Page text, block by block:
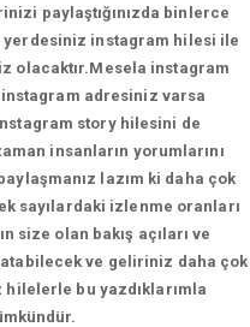
paylaştığınızda binlerce
yerdesiniz instagram hilesi ile
olacaktır.Mesela instagram
adresiniz varsa
story hilesini de
insanların yorumlarını
lazım ki daha çok
sayılardaki izlenme oranları
size olan bakış açıları ve
ve geliriniz daha çok
hilelerle bu yazdıklarımla